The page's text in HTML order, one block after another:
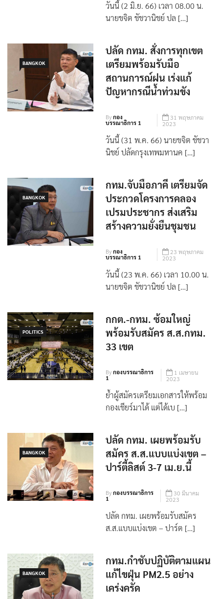
วันนี้ (2 มิ.ย. 66) เวลา 08.00 น.
นายขจิต ชัชวานิชย์ ปล […]
BANGKOK
ปลัด กทม. สั่งการทุกเขต
เตรียมพร้อมรับมือ
สถานการณ์ฝน เร่งแก้
ปัญหากรณีน้ำท่วมขัง
Byกอง
บรรณาธิการ 1
31 พฤษภาคม
2023
วันนี้ (31 พ.ค. 66) นายขจิต ชัชวา
นิชย์ ปลัดกรุงเทพมหานค […]
BANGKOK
กทม.จับมือภาคี เตรียมจัด
ประกวดโครงการคลอง
เปรมประชากร ส่งเสริม
สร้างความยั่งยืนชุมชน
Byกอง
บรรณาธิการ 1
23 พฤษภาคม
2023
วันนี้ (23 พ.ค. 66) เวลา 10.00 น.
นายขจิต ชัชวานิชย์ ปล […]
POLITICS
กกต.-กทม. ซ้อมใหญ่
พร้อมรับสมัคร ส.ส.กทม.
33 เขต
Byกองบรรณาธิการ
1
1 เมษายน
2023
ย้ำผู้สมัครเตรียมเอกสารให้พร้อม
กองเชียร์มาได้ แต่ได้เบ […]
BANGKOK
ปลัด กทม. เผยพร้อมรับ
สมัคร ส.ส.แบบแบ่งเขต –
ปาร์ตี้ลิสต์ 3-7 เม.ย.นี้
Byกองบรรณาธิการ
1
30 มีนาคม
2023
ปลัด กทม. เผยพร้อมรับสมัคร
ส.ส.แบบแบ่งเขต – ปาร์ต […]
BANGKOK
กทม.กำชับปฏิบัติตามแผน
แก้ไขฝุ่น PM2.5 อย่าง
เคร่งครัด